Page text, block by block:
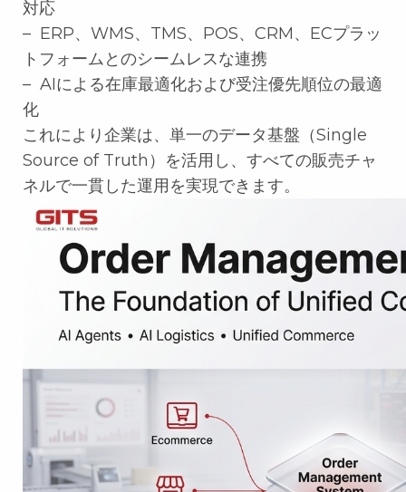
対応
– ERP、WMS、TMS、POS、CRM、ECプラッ
トフォームとのシームレスな連携
– AIによる在庫最適化および受注優先順位の最適
化
これにより企業は、単一のデータ基盤（Single
Source of Truth）を活用し、すべての販売チャ
ネルで一貫した運用を実現できます。